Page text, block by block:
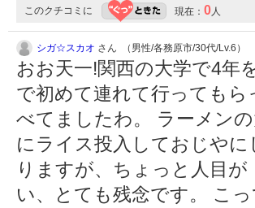
このクチコミに 現在： 0人
シガ☆スカオ さん （男性/各務原市/30代/Lv.6）
おお天一!関西の大学で4年
で初めて連れて行っても
べてましたわ。 ラーメン
にライス投入しておじや
りますが、ちょっと人目
い、とても残念です。 こ